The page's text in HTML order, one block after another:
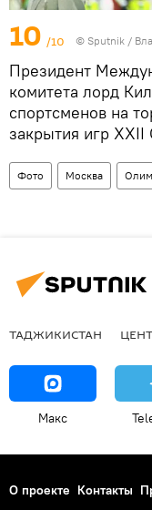
10 /10 © Sputnik /
Президент
комитета лорд
спортсменов на
закрытия игр
Фото Москва
ТАДЖИКИСТАН
Макс
О проекте Контакты